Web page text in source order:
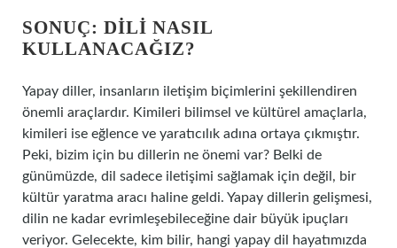
SONUÇ: DILI NASIL
KULLANACAĞIZ?
Yapay diller, insanların iletişim biçimlerini şekillendiren
önemli araçlardır. Kimileri bilimsel ve kültürel amaçlarla,
kimileri ise eğlence ve yaratıcılık adına ortaya çıkmıştır.
Peki, bizim için bu dillerin ne önemi var? Belki de
günümüzde, dil sadece iletişimi sağlamak için değil, bir
kültür yaratma aracı haline geldi. Yapay dillerin gelişmesi,
dilin ne kadar evrimleşebileceğine dair büyük ipuçları
veriyor. Gelecekte, kim bilir, hangi yapay dil hayatımızda